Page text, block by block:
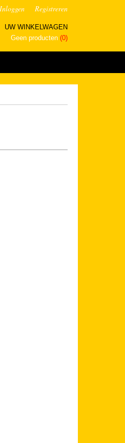
Inloggen Registreren
UW WINKELWAGEN
Geen producten (0)